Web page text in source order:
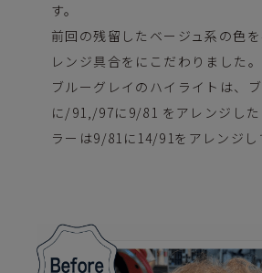
す。
前回の残留したベージュ系の色
レンジ具合をにこだわりました。
ブルーグレイのハイライトは、
に/91,/97に9/81 をアレンジした
ラーは9/81に14/91をアレンジし